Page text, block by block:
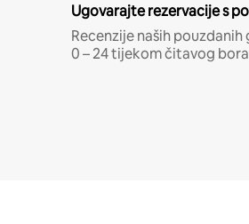
Ugovarajte rezervacije s
Recenzije naših
0 – 24 tijekom čitavog